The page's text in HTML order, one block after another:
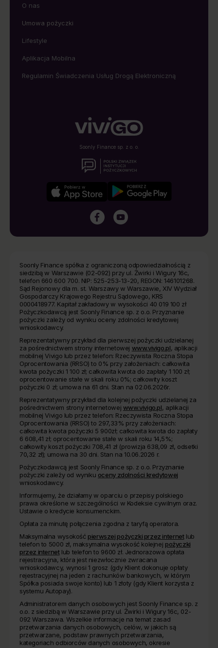
O nas
Umowa pożyczki
Lifestyle
Aplikacja Mobilna
Regulamin Świadczenia Usług Drogą Elektroniczną
Soonly Finance sp. z o. o.
Soonly Finance spółka z ograniczoną odpowiedzialnością z
siedzibą w Warszawie (02-092) przy ul. Żwirki i Wigury 16c,
telefon 660 600 700. NIP: 525-253-13-20, REGON: 146101268.
Sąd Rejonowy dla m. st. Warszawy w Warszawie, XIV Wydział
Gospodarczy Krajowego Rejestru Sądowego, KRS
0000418977. Kapitał zakładowy w wysokości 40 019 100 zł
Pożyczkodawcą jest Soonly Finance sp. z o.o. Przyznanie
pożyczki zależy od wyniku oceny zdolności kredytowej
wnioskodawcy.
Reprezentatywny przykład dla pierwszej pożyczki udzielanej
za pośrednictwem strony internetowej www.vivigo.pl, aplikacji
mobilnej Vivigo lub przez telefon: Rzeczywista Roczna Stopa
Oprocentowania (RRSO) to 0% przy założeniach: całkowita
kwota pożyczki 1 100 zł; całkowita kwota do zapłaty 1 100 zł;
oprocentowanie stałe w skali roku 0%; całkowity koszt
pożyczki 0 zł; umowa na 61 dni. Stan na 02.06.2026r.
Reprezentatywny przykład dla kolejnej pożyczki udzielanej za
pośrednictwem strony internetowej www.vivigo.pl, aplikacji
mobilnej Vivigo lub przez telefon: Rzeczywista Roczna Stopa
Oprocentowania (RRSO) to 297,33% przy założeniach:
całkowita kwota pożyczki 5 900zł; całkowita kwota do zapłaty
6 608,41 zł; oprocentowanie stałe w skali roku 14,5%;
całkowity koszt pożyczki 708,41 zł (prowizja 638,09 zł, odsetki
70,32 zł); umowa na 30 dni. Stan na 10.06.2026 r.
Pożyczkodawcą jest Soonly Finance sp. z o.o. Przyznanie
pożyczki zależy od wyniku oceny zdolności kredytowej
wnioskodawcy.
Informujemy, że działamy w oparciu o przepisy polskiego
prawa określone w szczególności w Kodeksie cywilnym oraz.
Ustawie o kredycie konsumenckim.
Opłata za minutę połączenia zgodna z taryfą operatora.
Maksymalna wysokość pierwszej pożyczki przez internetlub
telefon to 5000 zł, maksymalna wysokość kolejnej pożyczki
przez internetlub telefon to 9600 zł. Jednorazowa opłata
rejestracyjna, która jest niezwłocznie zwracana
wnioskodawcy, wynosi 1 grosz (gdy Klient dokonuje opłaty
rejestracyjnej na jeden z rachunków bankowych, w którym
Spółka posiada swoje konto) lub 1 złoty (gdy Klient korzysta z
systemu Autopay).
Administratorem danych osobowych jest Soonly Finance sp. z
o.o. z siedzibą w Warszawie przy ul. Żwirki i Wigury 16c, 02-
092 Warszawa. Wszelkie informacje na temat zasad
przetwarzania danych osobowych, celów, w jakich są
przetwarzane, podstaw prawnych przetwarzania,
kategoriach odbiorców danych osobowych, okresie